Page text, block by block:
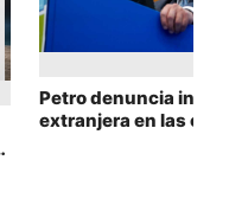
Petro denuncia
extranjera en las